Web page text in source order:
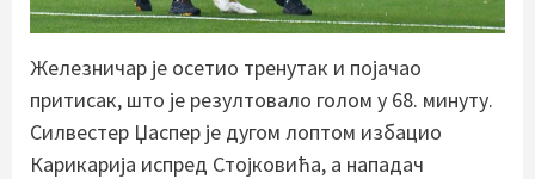
Железничар је осетио тренутак и појачао
притисак, што је резултовало голом у 68. минуту.
Силвестер Џаспер је дугом лоптом избацио
Карикарија испред Стојковића, а нападач